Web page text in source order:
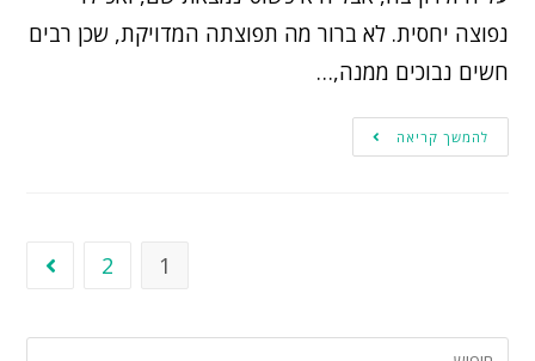
נפוצה יחסית. לא ברור מה תפוצתה המדויקת, שכן רבים
חשים נבוכים ממנה,…
להמשך קריאה
1
2